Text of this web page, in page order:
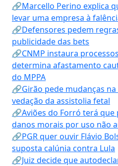
🔗Marcello Perino explica
levar uma empresa à
🔗Defensores pedem
publicidade das bets
🔗CNMP instaura
determina afastamento
do MPPA
🔗Girão pede mudanças
vedação da assistolia fetal
🔗Aviões do Forró terá que
danos morais por uso não
🔗PGR quer ouvir Flávio
suposta calúnia contra Lula
🔗Juiz decide que